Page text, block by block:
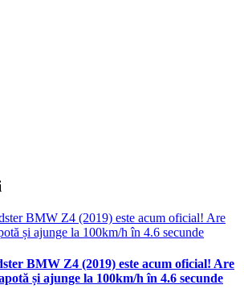
BMW Z4 (2019) este acum oficial! Are
și ajunge la 100km/h în 4.6 secunde